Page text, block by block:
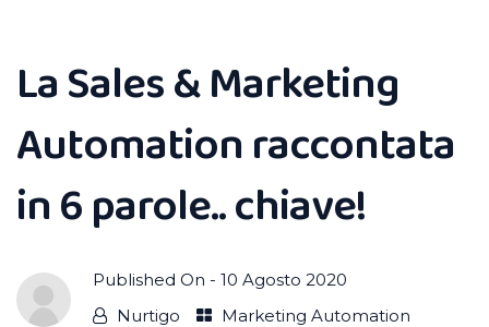
La Sales & Marketing
Automation raccontata
in 6 parole.. chiave!
Published On - 10 Agosto 2020
Nurtigo
Marketing Automation